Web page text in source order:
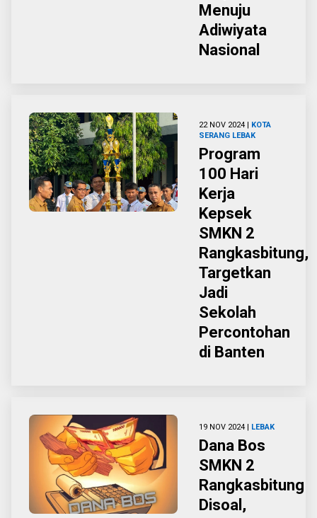
Menuju
Adiwiyata
Nasional
22 NOV 2024 | KOTA
SERANG LEBAK
Program
100 Hari
Kerja
Kepsek
SMKN 2
Rangkasbitung,
Targetkan
Jadi
Sekolah
Percontohan
di Banten
19 NOV 2024 | LEBAK
Dana Bos
SMKN 2
Rangkasbitung
Disoal,